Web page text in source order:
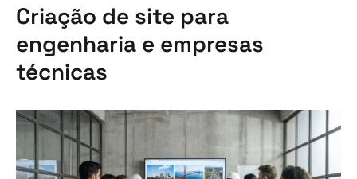
Criação de site para
engenharia e empresas
técnicas